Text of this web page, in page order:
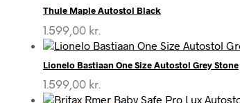
Thule Maple Autostol Black
1.599,00 kr.
Lionelo Bastiaan One Size Autostol Grey Stone
1.599,00 kr.